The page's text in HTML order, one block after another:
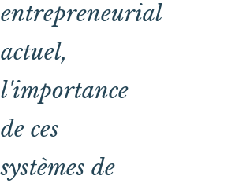
entrepreneurial
actuel,
l'importance
de ces
systèmes de